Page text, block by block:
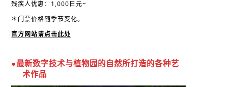
残疾人优惠：1,000日元~
＊门票价格随季节变化。
官方网站请点击此处
●最新数字技术与植物园的自然所打造的各种艺
术作品